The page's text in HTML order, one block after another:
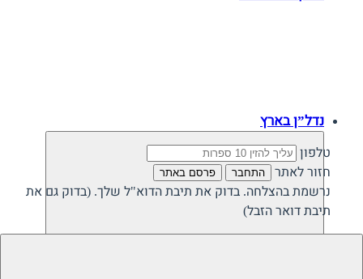
טלפון
חזור לאתר
התחבר פרסם באתר
נרשמת בהצלחה. בדוק את תיבת הדוא"ל שלך. (בדוק גם את
תיבת דואר הזבל)
נדל”ן בארץ